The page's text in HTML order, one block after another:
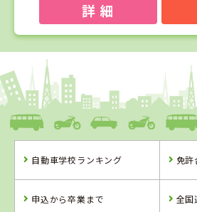
詳 細
1
熊本県
中球磨モータースクール
スクール
ヒューマンスク
自動車学校ランキング 免許
申込から卒業まで 全国